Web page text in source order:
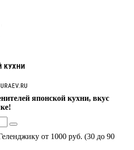
японской кухни, вкус
от 1000 руб. (30 до 90